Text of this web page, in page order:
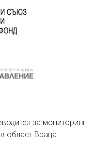
за мониторинг
област Враца